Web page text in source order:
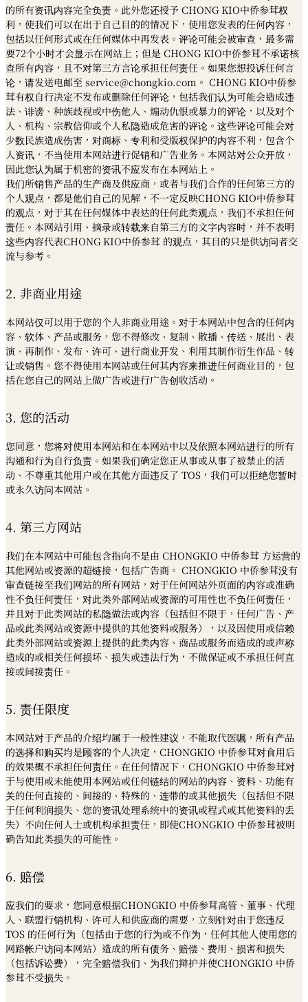
的所有资讯内容完全负责。此外您还授予 CHONG KIO中侨参茸权
利，使我们可以在出于自己目的的情况下，使用您发表的任何内容，
包括以任何形式或在任何媒体中再发表。评论可能会被审查，最多需
要72个小时才会显示在网站上；但是 CHONG KIO中侨参茸不承诺核
查所有内容，且不对第三方言论承担任何责任。如果您想投诉任何言
论，请发送电邮至 service@chongkio.com。 CHONG KIO中侨参
茸有权自行决定不发布或删除任何评论，包括我们认为可能会造成违
法、诽谤、种族歧视或中伤他人、煽动仇恨或暴力的评论，以及对个
人、机构、宗教信仰或个人私隐造成危害的评论。这些评论可能会对
少数民族造成伤害，对商标、专利和受版权保护的内容不利，包含个
人资讯，不当使用本网站进行促销和广告业务。本网站对公众开放，
因此您认为属于机密的资讯不应发布在本网站上。
我们所销售产品的生产商及供应商，或者与我们合作的任何第三方的
个人观点，都是他们自己的见解，不一定反映CHONG KIO中侨参茸
的观点，对于其在任何媒体中表达的任何此类观点，我们不承担任何
责任。本网站引用、摘录或转载来自第三方的文字内容时，并不表明
这些内容代表CHONG KIO中侨参茸 的观点，其目的只是供访问者交
流与参考。
2. 非商业用途
本网站仅可以用于您的个人非商业用途。对于本网站中包含的任何内
容、软体、产品或服务，您不得修改、复制、散播、传送、展出、表
演、再制作、发布、许可、进行商业开发、利用其制作衍生作品、转
让或销售。您不得使用本网站或任何其内容来推进任何商业目的，包
括在您自己的网站上做广告或进行广告创收活动。
3. 您的活动
您同意，您将对使用本网站和在本网站中以及依照本网站进行的所有
沟通和行为自行负责。如果我们确定您正从事或从事了被禁止的活
动、不尊重其他用户或在其他方面违反了 TOS，我们可以拒绝您暂时
或永久访问本网站。
4. 第三方网站
我们在本网站中可能包含指向不是由 CHONGKIO 中侨参茸 方运营的
其他网站或资源的超链接，包括广告商。 CHONGKIO 中侨参茸没有
审查链接至我们网站的所有网站，对于任何网站外页面的内容或准确
性不负任何责任，对此类外部网站或资源的可用性也不负任何责任，
并且对于此类网站的私隐做法或内容（包括但不限于，任何广告、产
品或此类网站或资源中提供的其他资料或服务），以及因使用或信赖
此类外部网站或资源上提供的此类内容、商品或服务而造成的或声称
造成的或相关任何损坏、损失或违法行为，不做保证或不承担任何直
接或间接责任。
5. 责任限度
本网站对于产品的介绍均属于一般性建议，不能取代医嘱，所有产品
的选择和购买均是顾客的个人决定，CHONGKIO 中侨参茸对食用后
的效果概不承担任何责任。在任何情况下，CHONGKIO 中侨参茸对
于与使用或未能使用本网站或任何链结的网站的内容、资料、功能有
关的任何直接的、间接的、特殊的、连带的或其他损失（包括但不限
于任何利润损失、您的资讯处理系统中的资讯或程式或其他资料的丢
失）不向任何人士或机构承担责任，即使CHONGKIO 中侨参茸被明
确告知此类损失的可能性。
6. 赔偿
应我们的要求，您同意根据CHONGKIO 中侨参茸高管、董事、代理
人、联盟行销机构、许可人和供应商的需要，立刻针对由于您违反
TOS 的任何行为（包括由于您的行为或不作为，任何其他人使用您的
网路帐户访问本网站）造成的所有债务、赔偿、费用、损害和损失
（包括诉讼费），完全赔偿我们、为我们辩护并使CHONGKIO 中侨
参茸不受损失。